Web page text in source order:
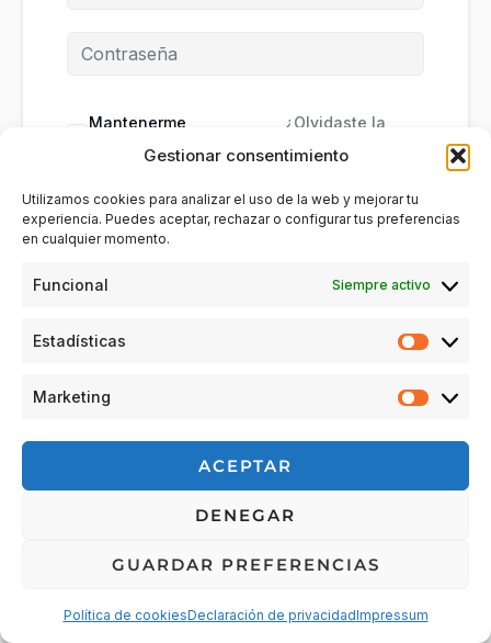
Gestionar consentimiento
Utilizamos cookies para analizar el uso de la web y mejorar tu
experiencia. Puedes aceptar, rechazar o configurar tus preferencias
en cualquier momento.
Funcional Siempre activo
Estadísticas
Marketing
ACEPTAR
DENEGAR
GUARDAR PREFERENCIAS
Política de cookiesDeclaración de privacidadImpressum
Mantenerme
conectado
¿Olvidaste la
contraseña?
Acceder
Aviso legal|Política de privacidad|Política de Cookies|
Terminos y condiciones | Cancelaciones, devoluciones y